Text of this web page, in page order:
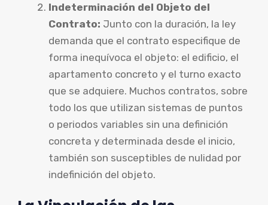
Indeterminación del Objeto del
Contrato: Junto con la duración, la ley
demanda que el contrato especifique de
forma inequívoca el objeto: el edificio, el
apartamento concreto y el turno exacto
que se adquiere. Muchos contratos, sobre
todo los que utilizan sistemas de puntos
o periodos variables sin una definición
concreta y determinada desde el inicio,
también son susceptibles de nulidad por
indefinición del objeto.